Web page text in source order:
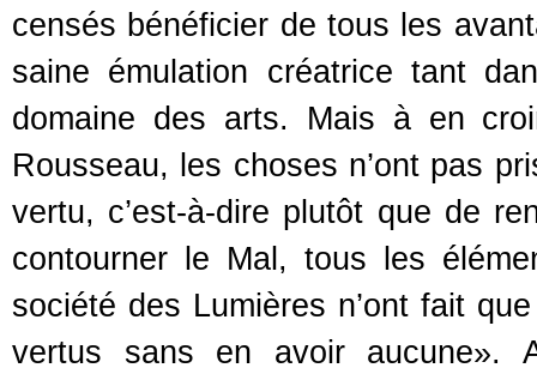
censés bénéficier de tous les
saine émulation créatrice tant
domaine des arts. Mais à en
Rousseau, les choses n’ont pas
vertu, c’est-à-dire plutôt que de
contourner le Mal, tous les
société des Lumières n’ont fait
vertus sans en avoir aucune».